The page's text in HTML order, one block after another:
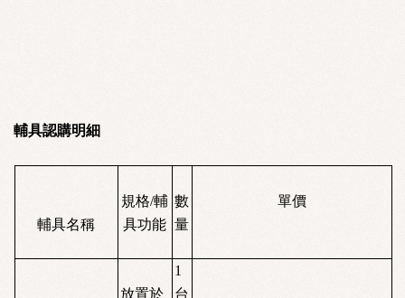
輔具認購明細
輔具名稱
規格/輔
具功能
數
量
單價
放置於
1
台